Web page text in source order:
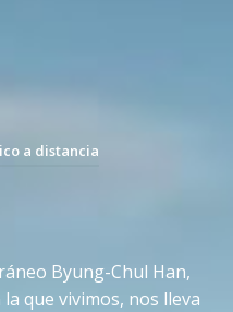
a distancia
Byung-Chul Han,
que vivimos, nos lleva